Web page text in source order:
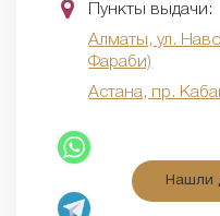
Пункты выдачи:
Алматы, ул.
Фараби)
Астана, пр.
Нашли